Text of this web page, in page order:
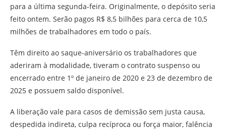
para a última segunda-feira. Originalmente, o depósito seria
feito ontem. Serão pagos R$ 8,5 bilhões para cerca de 10,5
milhões de trabalhadores em todo o país.
Têm direito ao saque-aniversário os trabalhadores que
aderiram à modalidade, tiveram o contrato suspenso ou
encerrado entre 1º de janeiro de 2020 e 23 de dezembro de
2025 e possuem saldo disponível.
A liberação vale para casos de demissão sem justa causa,
despedida indireta, culpa recíproca ou força maior, falência